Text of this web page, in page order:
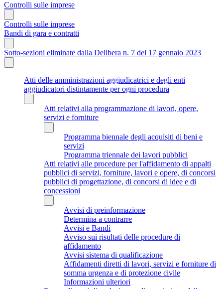
Controlli sulle imprese
Controlli sulle imprese
Bandi di gara e contratti
Sotto-sezioni eliminate dalla Delibera n. 7 del 17 gennaio 2023
Atti delle amministrazioni aggiudicatrici e degli enti
aggiudicatori distintamente per ogni procedura
Atti relativi alla programmazione di lavori, opere,
servizi e forniture
Programma biennale degli acquisiti di beni e
servizi
Programma triennale dei lavori pubblici
Atti relativi alle procedure per l'affidamento di appalti
pubblici di servizi, forniture, lavori e opere, di concorsi
pubblici di progettazione, di concorsi di idee e di
concessioni
Avvisi di preinformazione
Determina a contrarre
Avvisi e Bandi
Avviso sui risultati delle procedure di
affidamento
Avvisi sistema di qualificazione
Affidamenti diretti di lavori, servizi e forniture di
somma urgenza e di protezione civile
Informazioni ulteriori